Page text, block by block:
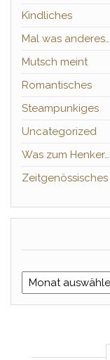
Kindliches
Mal was anderes…
Mutsch meint
Romantisches
Steampunkiges
Uncategorized
Was zum Henker…
Zeitgenössisches
Archiv